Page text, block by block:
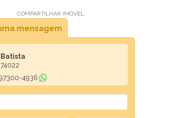
COMPARTILHAR IMÓVEL:
mensagem
Batista
74022
97300-4936